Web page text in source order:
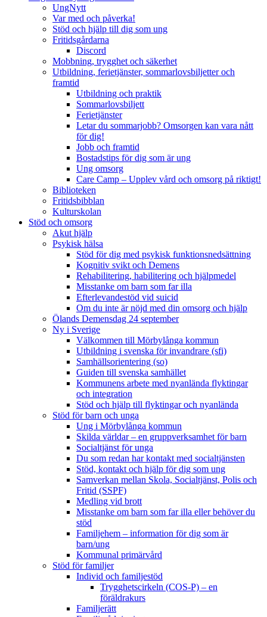
UngNytt
Var med och påverka!
Stöd och hjälp till dig som ung
Fritidsgårdarna
Discord
Mobbning, trygghet och säkerhet
Utbildning, ferietjänster, sommarlovsbiljetter och
framtid
Utbildning och praktik
Sommarlovsbiljett
Ferietjänster
Letar du sommarjobb? Omsorgen kan vara nått
för dig!
Jobb och framtid
Bostadstips för dig som är ung
Ung omsorg
Care Camp – Upplev vård och omsorg på riktigt!
Biblioteken
Fritidsbibblan
Kulturskolan
Stöd och omsorg
Akut hjälp
Psykisk hälsa
Stöd för dig med psykisk funktionsnedsättning
Kognitiv svikt och Demens
Rehabilitering, habilitering och hjälpmedel
Misstanke om barn som far illa
Efterlevandestöd vid suicid
Om du inte är nöjd med din omsorg och hjälp
Ölands Demensdag 24 september
Ny i Sverige
Välkommen till Mörbylånga kommun
Utbildning i svenska för invandrare (sfi)
Samhällsorientering (so)
Guiden till svenska samhället
Kommunens arbete med nyanlända flyktingar
och integration
Stöd och hjälp till flyktingar och nyanlända
Stöd för barn och unga
Ung i Mörbylånga kommun
Skilda världar – en gruppverksamhet för barn
Socialtjänst för unga
Du som redan har kontakt med socialtjänsten
Stöd, kontakt och hjälp för dig som ung
Samverkan mellan Skola, Socialtjänst, Polis och
Fritid (SSPF)
Medling vid brott
Misstanke om barn som far illa eller behöver du
stöd
Familjehem – information för dig som är
barn/ung
Kommunal primärvård
Stöd för familjer
Individ och familjestöd
Trygghetscirkeln (COS-P) – en
föräldrakurs
Familjerätt